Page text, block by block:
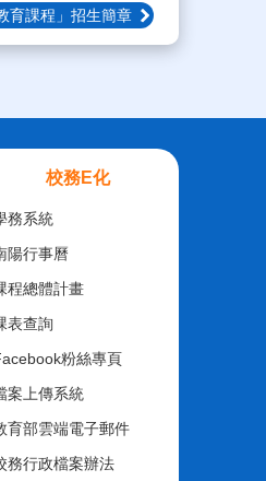
育課程」招生簡章
校務E化
務系統
陽行事曆
程總體計畫
表查詢
粉絲專頁
案上傳系統
育部雲端電子郵件
務行政檔案辦法